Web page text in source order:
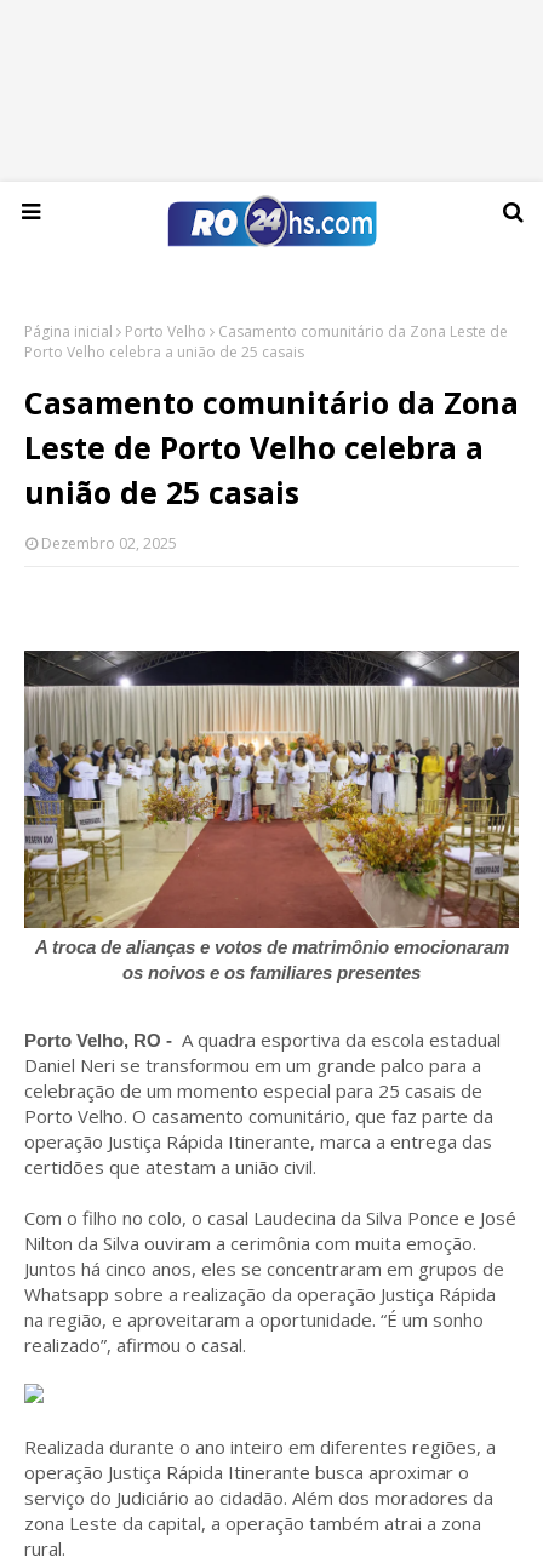
Domingo, 09 de agosto de 2026
Página inicial Porto Velho
Casamento comunitário da Zona Leste de
Porto Velho celebra a união de 25 casais
Casamento comunitário da Zona
Leste de Porto Velho celebra a
união de 25 casais
Dezembro 02, 2025
A troca de alianças e votos de matrimônio emocionaram
os noivos e os familiares presentes
Porto Velho, RO - A quadra esportiva da escola estadual
Daniel Neri se transformou em um grande palco para a
celebração de um momento especial para 25 casais de
Porto Velho. O casamento comunitário, que faz parte da
operação Justiça Rápida Itinerante, marca a entrega das
certidões que atestam a união civil.
Com o filho no colo, o casal Laudecina da Silva Ponce e José
Nilton da Silva ouviram a cerimônia com muita emoção.
Juntos há cinco anos, eles se concentraram em grupos de
Whatsapp sobre a realização da operação Justiça Rápida
na região, e aproveitaram a oportunidade. “É um sonho
realizado”, afirmou o casal.
Realizada durante o ano inteiro em diferentes regiões, a
operação Justiça Rápida Itinerante busca aproximar o
serviço do Judiciário ao cidadão. Além dos moradores da
zona Leste da capital, a operação também atrai a zona
rural.